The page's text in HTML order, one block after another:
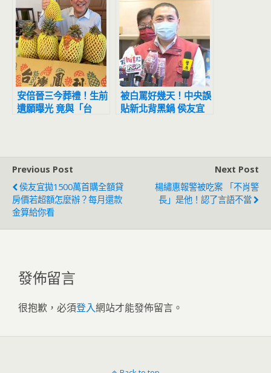
安倍晉三今葬禮！生前
遺願曝光 竟與「台
被白罵好幾天！中央誤
貼新北背黑鍋 侯友宜
Previous Post
侯友宜拋1500萬首購全額貸
房價若超額怎麼辦？每月還款
金算給你看
Next Post
楊繡惠報警被吃案 「不肖警
長」是他！認了言語不當
發佈留言
很抱歉，必須登入網站才能發佈留言。